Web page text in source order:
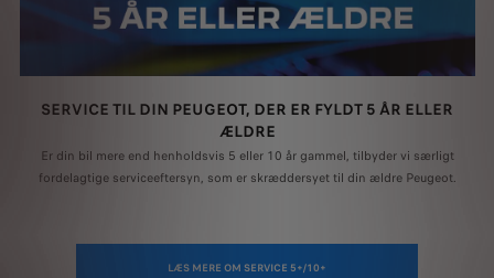
SERVICE TIL DIN PEUGEOT, DER ER FYLDT 5 ÅR ELLER
ÆLDRE
Er din bil mere end henholdsvis 5 eller 10 år gammel, tilbyder vi særligt
fordelagtige serviceeftersyn, som er skræddersyet til din ældre Peugeot.
LÆS MERE OM SERVICE 5+/10+